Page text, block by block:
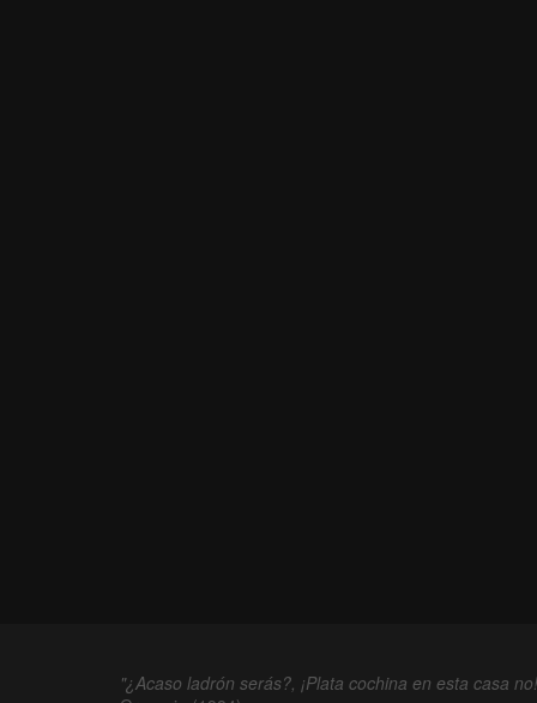
"¿Acaso ladrón serás?, ¡Plata cochina en esta casa